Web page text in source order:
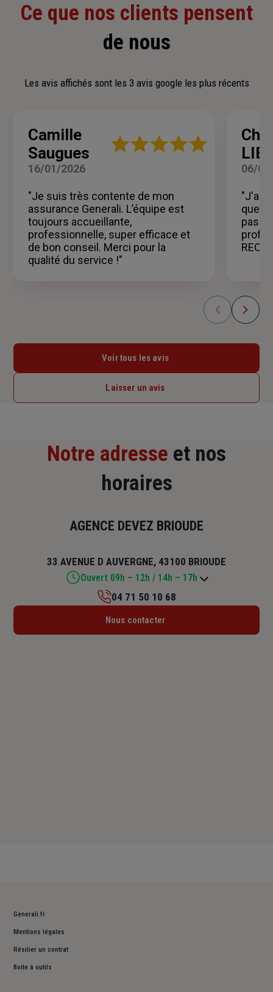
Ce que nos clients pensent
de nous
Les avis affichés sont les 3 avis google les plus récents
Camille
Saugues
Note
étoiles
16/01/2026
"Je suis très contente de mon
assurance Generali. L’équipe est
toujours accueillante,
professionnelle, super efficace et
de bon conseil. Merci pour la
qualité du service !"
06/
"J'ai
pas
Voir tous les avis
Laisser un avis
Notre adresse et nos
horaires
AGENCE DEVEZ BRIOUDE
33 AVENUE D AUVERGNE, 43100 BRIOUDE
Ouvert 09h – 12h / 14h – 17h
Lundi : 09h – 12h / 14h – 18h
04 71 50 10 68
Nous contacter
Generali.fr
Mentions légales
Résilier un contrat
Boite à outils